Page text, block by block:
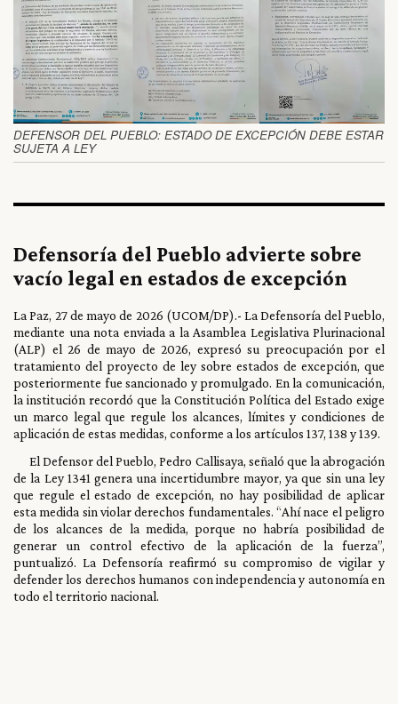
DEFENSOR DEL PUEBLO: ESTADO DE EXCEPCIÓN DEBE ESTAR
SUJETA A LEY
Defensoría del Pueblo advierte sobre
vacío legal en estados de excepción
La Paz, 27 de mayo de 2026 (UCOM/DP).- La Defensoría del Pueblo,
mediante una nota enviada a la Asamblea Legislativa Plurinacional
(ALP) el 26 de mayo de 2026, expresó su preocupación por el
tratamiento del proyecto de ley sobre estados de excepción, que
posteriormente fue sancionado y promulgado. En la comunicación,
la institución recordó que la Constitución Política del Estado exige
un marco legal que regule los alcances, límites y condiciones de
aplicación de estas medidas, conforme a los artículos 137, 138 y 139.
El Defensor del Pueblo, Pedro Callisaya, señaló que la abrogación
de la Ley 1341 genera una incertidumbre mayor, ya que sin una ley
que regule el estado de excepción, no hay posibilidad de aplicar
esta medida sin violar derechos fundamentales. “Ahí nace el peligro
de los alcances de la medida, porque no habría posibilidad de
generar un control efectivo de la aplicación de la fuerza”,
puntualizó. La Defensoría reafirmó su compromiso de vigilar y
defender los derechos humanos con independencia y autonomía en
todo el territorio nacional.